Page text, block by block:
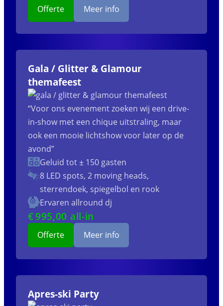
Offerte Meer info
Gala / Glitter & Glamour
themafeest
“Voor ons evenement zoeken wij een drive-
in-show met een chique uitstraling, maar
ook een mooie lichtshow voor later op de
avond”
Geluid tot ± 150 gasten
8 LED spots, 2 moving heads,
sterrendoek, spiegelbol en rook
Ervaren allround dj
€995,00 all-in
Offerte Meer info
Apres-ski Party